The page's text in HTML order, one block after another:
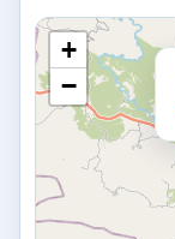
+
−